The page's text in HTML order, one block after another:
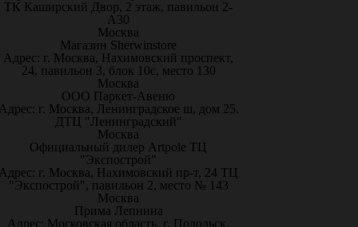
ТК Каширский Двор, 2 этаж, павильон 2-
А30
Москва
Магазин Sherwinstore
Адрес: г. Москва, Нахимовский проспект,
24, павильон 3, блок 10с, место 130
Москва
ООО Паркет-Авeню
г. Москва, Ленинградское ш, дом 25.
ДТЦ "Ленинградский"
Москва
Официальный дилер Artpole ТЦ
"Экспострой"
г. Москва, Нахимовский пр-т, 24 ТЦ
"Экспострой", павильон 2, место № 143
Москва
Прима Лепнина
Адрес: Московская область, г. Подольск,